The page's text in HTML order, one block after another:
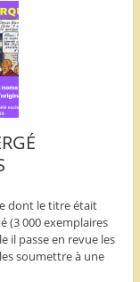
dont le titre était
(3 000 exemplaires
il passe en revue les
soumettre à une